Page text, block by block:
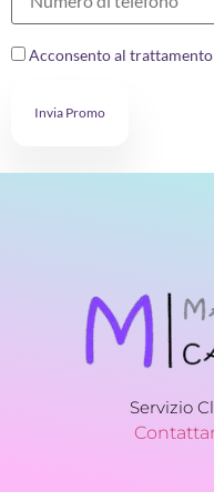
Acconsento al
Invia Promo
Servizio